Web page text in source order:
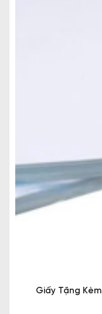
Giấy Tặng Kèm